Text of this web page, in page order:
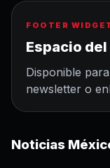
FOOTER
Espacio
Disponible
newsletter o
Noticias